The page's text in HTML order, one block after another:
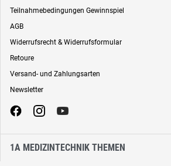
Teilnahmebedingungen Gewinnspiel
AGB
Widerrufsrecht & Widerrufsformular
Retoure
Versand- und Zahlungsarten
Newsletter
1A MEDIZINTECHNIK THEMEN